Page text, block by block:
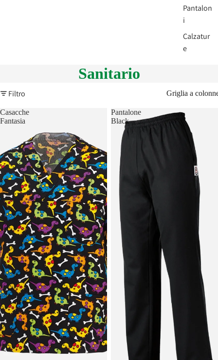
Pantalon
i
Calzatur
e
Sanitario
Filtro Griglia a
Casacche
Fantasia
Pantalone
Black